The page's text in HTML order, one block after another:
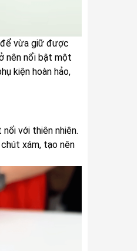
vừa giữ được
nên nổi bật một
kiện hoàn hảo,
với thiên nhiên.
xám, tạo nên